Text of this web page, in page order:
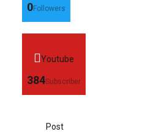
0Followers
Youtube
384Subscriber
Post